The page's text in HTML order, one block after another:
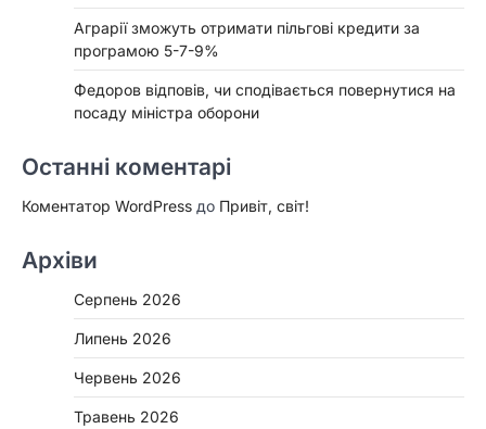
Аграрії зможуть отримати пільгові кредити за
програмою 5-7-9%
Федоров відповів, чи сподівається повернутися на
посаду міністра оборони
Останні коментарі
Коментатор WordPress до Привіт, світ!
Архіви
Серпень 2026
Липень 2026
Червень 2026
Травень 2026